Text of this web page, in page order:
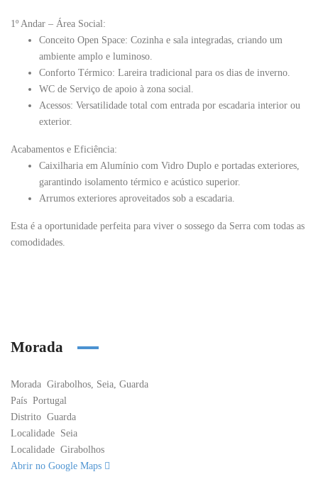
1º Andar – Área Social:
Conceito Open Space: Cozinha e sala integradas, criando um
ambiente amplo e luminoso.
Conforto Térmico: Lareira tradicional para os dias de inverno.
WC de Serviço de apoio à zona social.
Acessos: Versatilidade total com entrada por escadaria interior ou
exterior.
Acabamentos e Eficiência:
Caixilharia em Alumínio com Vidro Duplo e portadas exteriores,
garantindo isolamento térmico e acústico superior.
Arrumos exteriores aproveitados sob a escadaria.
Esta é a oportunidade perfeita para viver o sossego da Serra com todas as
comodidades.
Morada
Morada Girabolhos, Seia, Guarda
País Portugal
Distrito Guarda
Localidade Seia
Localidade Girabolhos
Abrir no Google Maps